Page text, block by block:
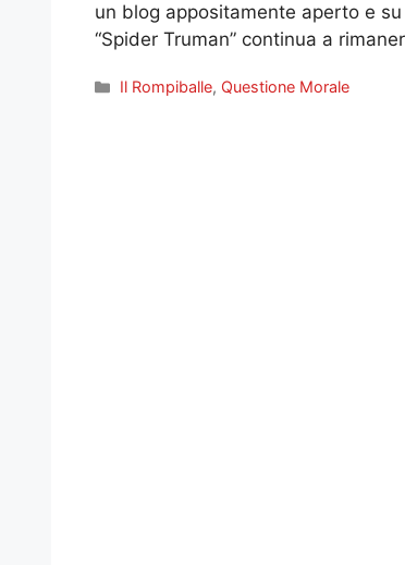
un blog appositamente aperto e
“Spider Truman” continua a
Categorie
Il Rompiballe, Questione Morale